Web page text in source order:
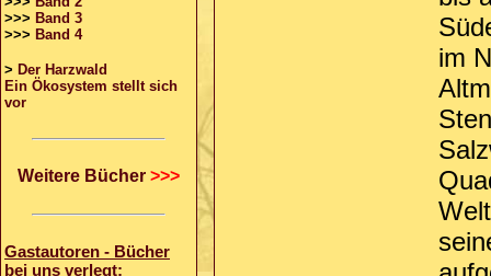
>>> Band 3
>>> Band 4
> Der Harzwald
Ein Ökosystem stellt sich
vor
Weitere Bücher >>>
Gastautoren - Bücher
bei uns verlegt:
im